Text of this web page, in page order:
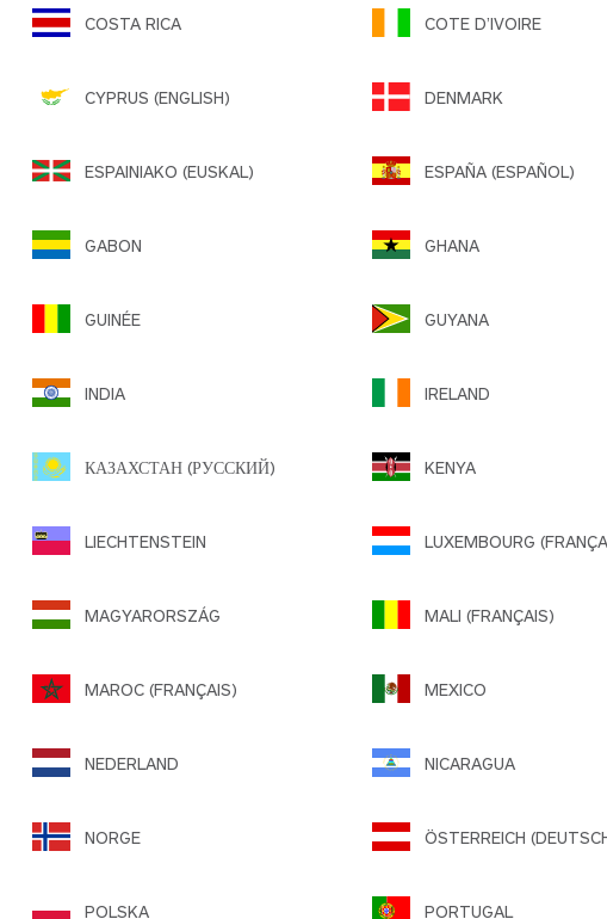
COSTA RICA COTE D’IVOIRE
CYPRUS (ENGLISH) DENMARK
ESPAINIAKO (EUSKAL) ESPAÑA (ESPAÑOL)
GABON GHANA
GUINÉE GUYANA
INDIA IRELAND
КАЗАХСТАН (РУССКИЙ) KENYA
LIECHTENSTEIN LUXEMBOURG
MAGYARORSZÁG MALI (FRANÇAIS)
MAROC (FRANÇAIS) MEXICO
NEDERLAND NICARAGUA
NORGE ÖSTERREICH
POLSKA PORTUGAL